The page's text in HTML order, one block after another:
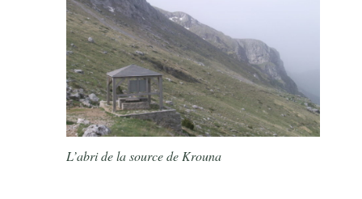
L’abri de la source de Krouna